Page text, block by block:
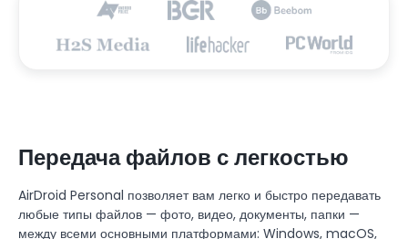
Передача файлов с легкостью
AirDroid Personal позволяет вам легко и быстро передавать
любые типы файлов — фото, видео, документы, папки —
между всеми основными платформами: Windows, macOS,